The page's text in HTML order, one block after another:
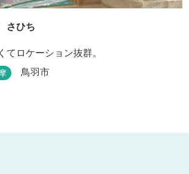
さひち
てロケーション抜群。
鳥羽市